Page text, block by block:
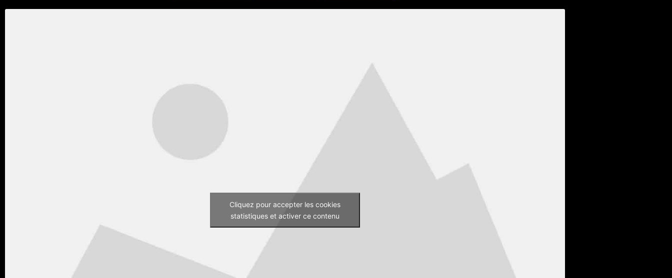
Cliquez pour accepter les cookies
statistiques et activer ce contenu